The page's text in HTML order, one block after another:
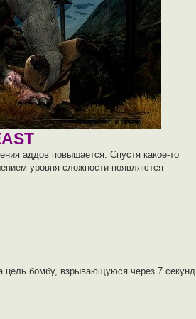
аддов повышается. Спустя какое-то
уровня сложности появляются
цель бомбу, взрывающуюся через 7 секунд